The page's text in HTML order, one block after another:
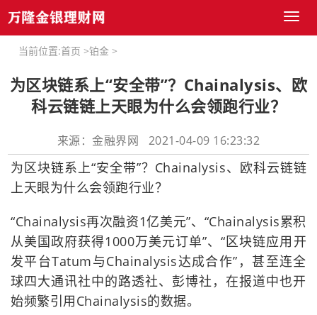
Toggle
当前位置:首页 >铂金 >
为区块链系上“安全带”？Chainalysis、欧
科云链链上天眼为什么会领跑行业？
来源：金融界网 2021-04-09 16:23:32
为区块链系上“安全带”？Chainalysis、欧科云链链
上天眼为什么会领跑行业？
“Chainalysis再次融资1亿美元”、“Chainalysis累积
从美国政府获得1000万美元订单”、“区块链应用开
发平台Tatum与Chainalysis达成合作”，甚至连全
球四大通讯社中的路透社、彭博社，在报道中也开
始频繁引用Chainalysis的数据。